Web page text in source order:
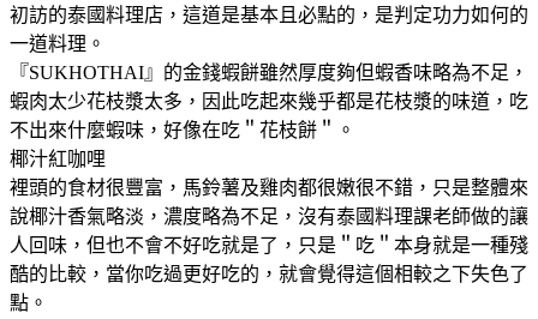
初訪的泰國料理店，這道是基本且必點的，是判定功力如何的
一道料理。
『SUKHOTHAI』的金錢蝦餅雖然厚度夠但蝦香味略為不足，
蝦肉太少花枝漿太多，因此吃起來幾乎都是花枝漿的味道，吃
不出來什麼蝦味，好像在吃＂花枝餅＂。
椰汁紅咖哩
裡頭的食材很豐富，馬鈴薯及雞肉都很嫩很不錯，只是整體來
說椰汁香氣略淡，濃度略為不足，沒有泰國料理課老師做的讓
人回味，但也不會不好吃就是了，只是＂吃＂本身就是一種殘
酷的比較，當你吃過更好吃的，就會覺得這個相較之下失色了
點。